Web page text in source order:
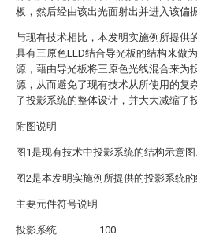
板，然后经由该出光面射出并进入该偏
与现有技术相比，本发明实施例所提供
具有三原色LED结合导光板的结构来做
源，藉由导光板将三原色光线混合来为
源，从而避免了现有技术从所使用的复
了投影系统的整体设计，并大大减缩了
附图说明
图1是现有技术中投影系统的结构示意图
图2是本发明实施例所提供的投影系统的
主要元件符号说明
投影系统 100